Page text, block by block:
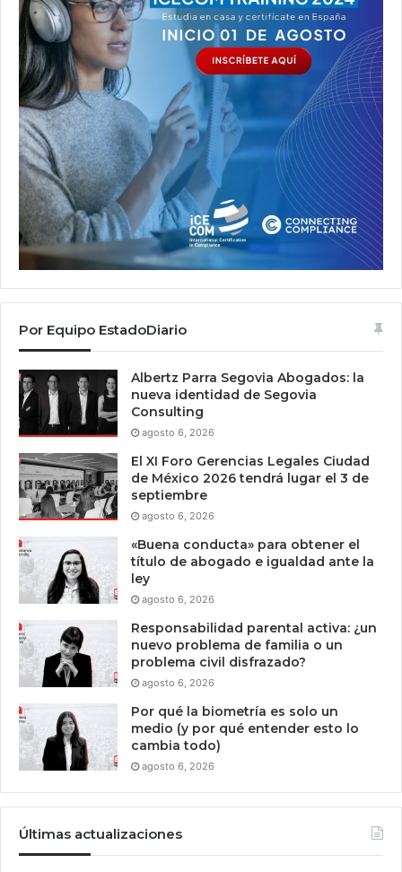
Por Equipo EstadoDiario
Albertz Parra Segovia Abogados: la
nueva identidad de Segovia
Consulting
agosto 6, 2026
El XI Foro Gerencias Legales Ciudad
de México 2026 tendrá lugar el 3 de
septiembre
agosto 6, 2026
«Buena conducta» para obtener el
título de abogado e igualdad ante la
ley
agosto 6, 2026
Responsabilidad parental activa: ¿un
nuevo problema de familia o un
problema civil disfrazado?
agosto 6, 2026
Por qué la biometría es solo un
medio (y por qué entender esto lo
cambia todo)
agosto 6, 2026
Últimas actualizaciones